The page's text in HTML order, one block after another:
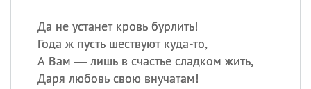
Да не устанет кровь бурлить!
Года ж пусть шествуют куда-то,
А Вам — лишь в счастье сладком жить,
Даря любовь свою внучатам!